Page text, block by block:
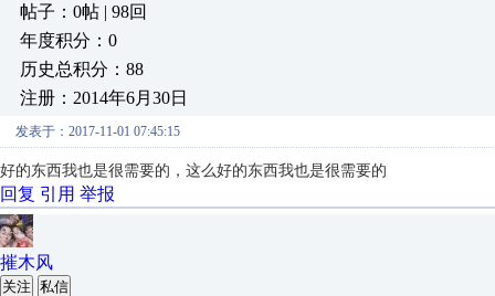
帖子：0帖 | 98回
年度积分：0
历史总积分：88
注册：2014年6月30日
发表于：2017-11-01 07:45:15
好的东西我也是很需要的 ， 这么好的东西我也是很需要的
回复 引用 举报
摧木风
关注 私信